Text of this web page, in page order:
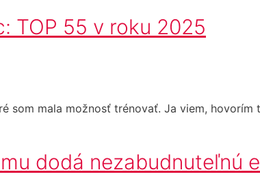
TOP 55 v roku 2025
som mala možnosť trénovať. Ja viem,
dodá nezabudnuteľnú